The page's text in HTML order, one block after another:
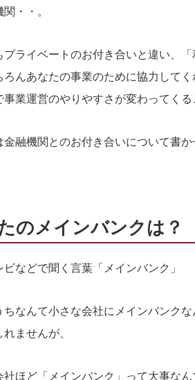
・・。
プライベートのお付き合いと違い、
ろんあなたの事業のために協力して
事業運営のやりやすさが変わってくる
金融機関とのお付き合いについて書か
のメインバンクは？
ビなどで聞く言葉「メインバンク」
ちなんて小さな会社にメインバンク
ませんが、
社ほど「メインバンク」って大事なん